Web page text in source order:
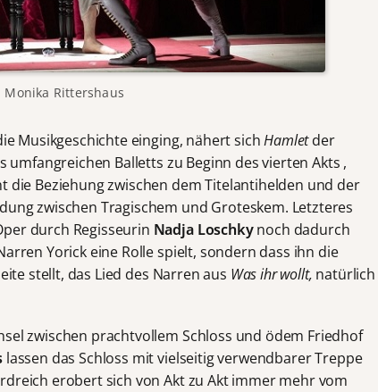
Rittershaus
Musikgeschichte einging, nähert sichHamletder
Balletts zu Beginn des vierten Akts ,
Beziehung zwischen dem Titelantihelden und der
zwischen Tragischem und Groteskem. Letzteres
durch Regisseurin Nadja Loschkynoch dadurch
Yorick eine Rolle spielt, sondern dass ihn die
stellt, das Lied des Narren aus Was ihr wollt, natürlich
zwischen prachtvollem Schloss und ödem Friedhof
lassen das Schloss mit vielseitig verwendbarer Treppe
erobert sich von Akt zu Akt immer mehr vom